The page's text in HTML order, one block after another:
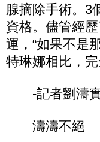
腺摘除手術。3
資格。儘管經
運，“如果不是
特琳娜相比，
-記者劉濤實
濤濤不絕